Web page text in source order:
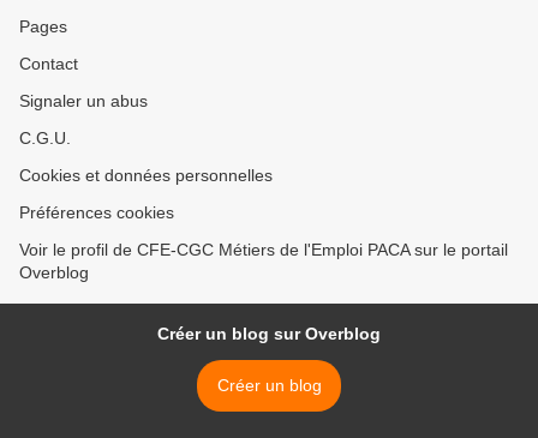
Pages
Contact
Signaler un abus
C.G.U.
Cookies et données personnelles
Préférences cookies
Voir le profil de CFE-CGC Métiers de l'Emploi PACA sur le portail
Overblog
Créer un blog sur Overblog
Créer un blog